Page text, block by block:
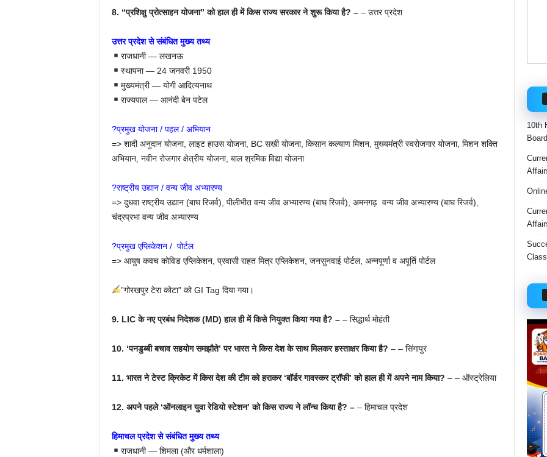
8. “प्रशिक्षु प्रोत्साहन योजना” को हाल ही में किस राज्य सरकार ने शुरू किया है? –– उत्तर प्रदेश
उत्तर प्रदेश से संबंधित मुख्य तथ्य
राजधानी — लखनऊ
स्थापना — 24 जनवरी 1950
मुख्यमंत्री — योगी आदित्यनाथ
राज्यपाल — आनंदी बेन पटेल
?प्रमुख योजना / पहल / अभियान
=> शादी अनुदान योजना, लाइट हाउस योजना, BC सखी योजना, किसान कल्याण मिशन, मुख्यमंत्री स्वरोजगार योजना, मिशन शक्ति
अभियान, नवीन रोजगार क्षेत्रीय योजना, बाल श्रमिक विद्या योजना
?राष्ट्रीय उद्यान / वन्य जीव अभ्यारण्य
=> दुधवा राष्ट्रीय उद्यान (बाघ रिजर्व), पीलीभीत वन्य जीव अभ्यारण्य (बाघ रिजर्व), अमनगढ़ वन्य जीव अभ्यारण्य (बाघ रिजर्व),
चंद्रप्रभा वन्य जीव अभ्यारण्य
?प्रमुख एप्लिकेशन / पोर्टल
=> आयुष कवच कोविड एप्लिकेशन, प्रवासी राहत मित्र एप्लिकेशन, जनसुनवाई पोर्टल, अन्नपूर्णा व अपूर्ति पोर्टल
”गोरखपुर टेरा कोटा” को GI Tag दिया गया।
9. LIC के नए प्रबंध निदेशक (MD) हाल ही में किसे नियुक्त किया गया है? –– सिद्धार्थ मोहंती
10. ‘पनडुब्बी बचाव सहयोग समझौते’ पर भारत ने किस देश के साथ मिलकर हस्ताक्षर किया है? – – सिंगापुर
11. भारत ने टेस्ट क्रिकेट में किस देश की टीम को हराकर ‘बॉर्डर गावस्कर ट्रॉफी’ को हाल ही में अपने नाम किया? – – ऑस्ट्रेलिया
12. अपने पहले ‘ऑनलाइन युवा रेडियो स्टेशन’ को किस राज्य ने लॉन्च किया है? –– हिमाचल प्रदेश
हिमाचल प्रदेश से संबंधित मुख्य तथ्य
राजधानी — शिमला (और धर्मशाला)
10th